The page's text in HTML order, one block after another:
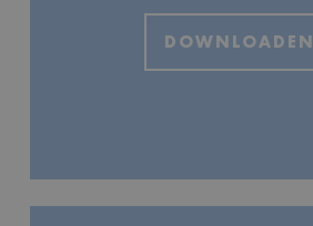
DOWNLOADEN